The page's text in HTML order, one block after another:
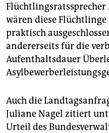
Flüchtlingsratssprecher
wären diese
praktisch
andererseits für die
Aufenthaltsdauer
Auch die
Juliane Nagel zitiert
Urteil des